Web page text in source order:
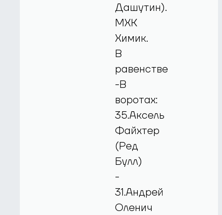
Дашутин).
МХК
Химик.
В
равенстве
-В
воротах:
35.Аксель
Файхтер
(Ред
Булл)
-
31.Андрей
Оленич